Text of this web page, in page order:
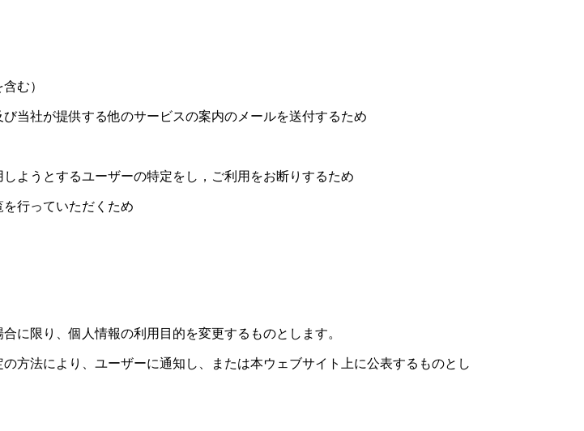
む）
当社が提供する他のサービスの案内のメールを送付するため
ようとするユーザーの特定をし，ご利用をお断りするため
行っていただくため
に限り、個人情報の利用目的を変更するものとします。
方法により、ユーザーに通知し、または本ウェブサイト上に公表するものとし